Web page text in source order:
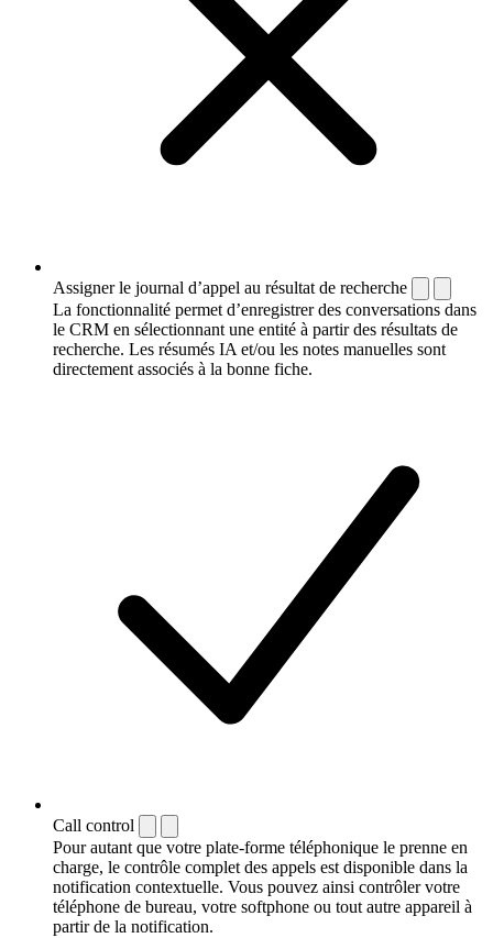
Assigner le journal d’appel au résultat de recherche
La fonctionnalité permet d’enregistrer des conversations dans
le CRM en sélectionnant une entité à partir des résultats de
recherche. Les résumés IA et/ou les notes manuelles sont
directement associés à la bonne fiche.
Call control
Pour autant que votre plate-forme téléphonique le prenne en
charge, le contrôle complet des appels est disponible dans la
notification contextuelle. Vous pouvez ainsi contrôler votre
téléphone de bureau, votre softphone ou tout autre appareil à
partir de la notification.